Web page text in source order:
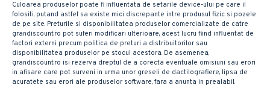
Culoarea produselor poate fi influentata de setarile device-ului pe care il
folositi, putand astfel sa existe mici discrepante intre produsul fizic si pozele
de pe site. Preturile si disponibilitatea produselor comercializate de catre
grandiscount.ro pot suferi modificari ulterioare, acest lucru fiind influentat de
factori externi precum politica de preturi a distribuitorilor sau
disponibilitatea produselor pe stocul acestora. De asemenea,
grandiscount.ro isi rezerva dreptul de a corecta eventuale omisiuni sau erori
in afisare care pot surveni in urma unor greseli de dactilografiere, lipsa de
acuratete sau erori ale produselor software, fara a anunta in prealabil.